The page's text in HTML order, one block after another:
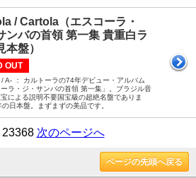
/ Cartola（エスコーラ・
ンバの首領 第一集 貴重白ラ
本盤）
OUT
A- ： カルトーラの74年デビュー・アルバム
ーラ・ジ・サンバの首領 第一集」。ブラジル音
による説明不要国宝級の超絶名盤でありま
日本盤。まずまずの美品です。
23368 次のページへ
ページの先頭へ戻る